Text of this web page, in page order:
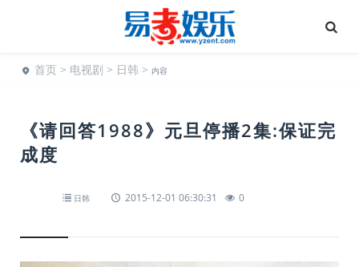
首页 > 电视剧 > 日韩 > 内容
《请回答1988》元旦停播2集:保证完
成度
日韩 2015-12-01 06:30:31 0